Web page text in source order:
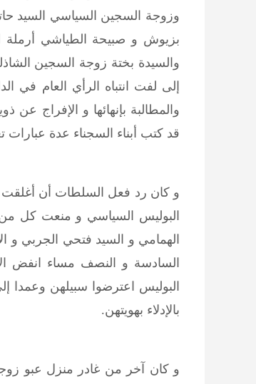
وزوجة السجين السياسي السيد
بزيوش و صبيحة الطياشي أرملة
والسيدة بختة زوجة السجين
إلى لفت انتباه الرأي العام في
والمطالبة بإنهائها و الإفراج
قد كتب أبناء السجناء عدة
و كان رد فعل السلطات أن أغلقت
البوليس السياسي و منعت كل من
الهمامي و السيد فتحي الجربي و
السادسة و النصف مساء انفض
البوليس اعترضوا سبيلهن وعمدا
بالإدلاء بهويتهن.
و كان آخر من غادر منزل عبو